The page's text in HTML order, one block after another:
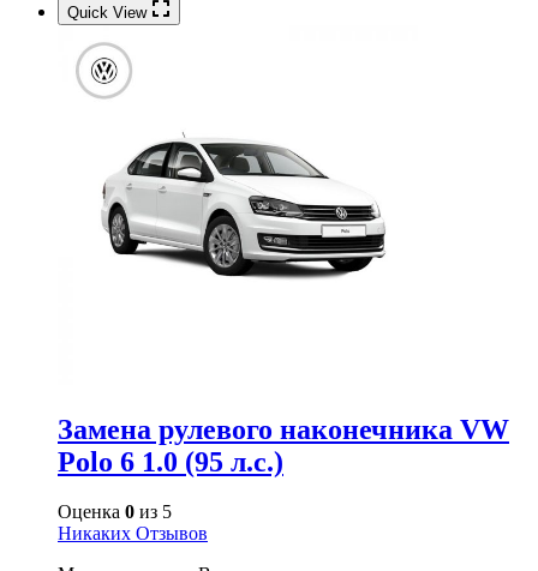
Quick View
Замена рулевого наконечника VW
Polo 6 1.0 (95 л.с.)
Оценка 0 из 5
Никаких Отзывов